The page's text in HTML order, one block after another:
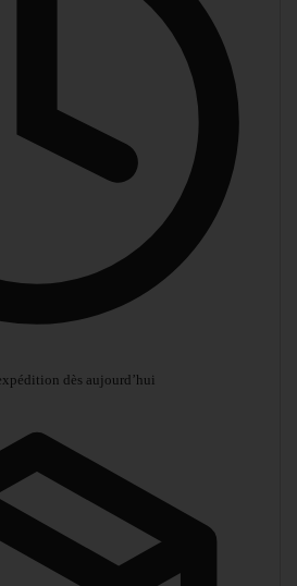
dès aujourd’hui